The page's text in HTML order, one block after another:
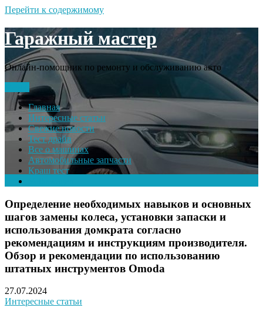
Перейти к содержимому
Гаражный мастер
Онлайн-помощник по ремонту и обслуживанию авто
Главная
Интересные статьи
Свежие новости
Тест драйв
Все о машинах
Автомобильные запчасти
Краш тест
Определение необходимых навыков и основных
шагов замены колеса, установки запаски и
использования домкрата согласно
рекомендациям и инструкциям производителя.
Обзор и рекомендации по использованию
штатных инструментов Omoda
27.07.2024
Интересные статьи